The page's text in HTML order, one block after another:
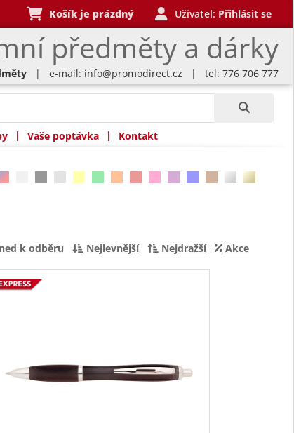
předměty a dárky
Košík je prázdný Uživatel: Přihlásit se
| e-mail: info@promodirect.cz | tel: 776 706 777
| Vaše poptávka | Kontakt
k odběru Nejlevnější Nejdražší Akce